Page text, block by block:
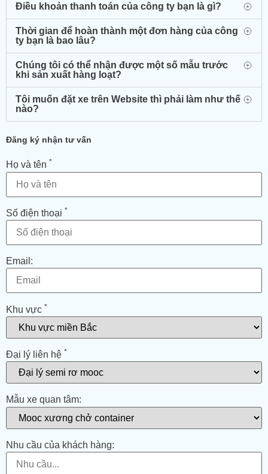
Điều khoản thanh toán của công ty bạn là gì?
Thời gian để hoàn thành một đơn hàng của công
ty bạn là bao lâu?
Chúng tôi có thể nhận được một số mẫu trước
khi sản xuất hàng loạt?
Tôi muốn đặt xe trên Website thì phải làm như thế
nào?
Đăng ký nhận tư vấn
Họ và tên *
Số điện thoại *
Email:
Khu vực *
Đại lý liên hệ *
Mẫu xe quan tâm:
Nhu cầu của khách hàng: